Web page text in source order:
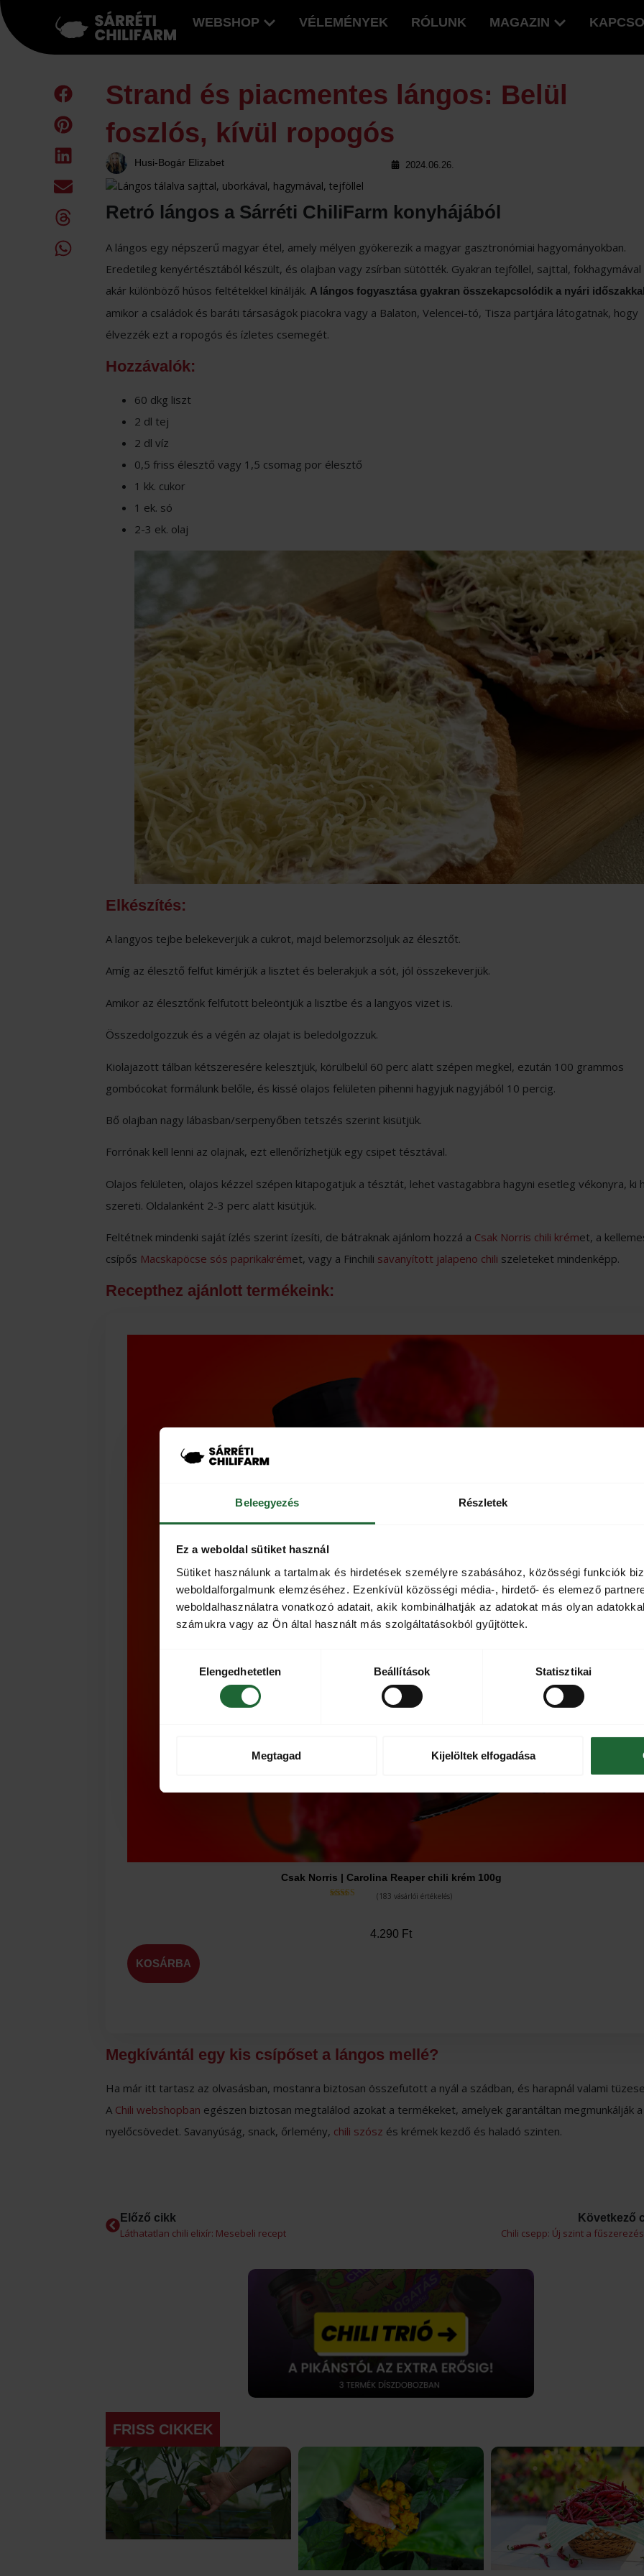
Beleegyezés Részletek
Ez a weboldal sütiket használ
Sütiket használunk a tartalmak és hirdetések személyre szabásához, közösségi funkciók
weboldalforgalmunk elemzéséhez. Ezenkívül közösségi média-, hirdető- és elemező
weboldalhasználatra vonatkozó adatait, akik kombinálhatják az adatokat más olyan
számukra vagy az Ön által használt más szolgáltatásokból gyűjtöttek.
kiválasztásaElengedhetetlen Beállítások Statisztikai
Megtagad Kijelöltek elfogadása
WEBSHOP VÉLEMÉNYEK RÓLUNK MAGAZIN
Strand és piacmentes lángos: Belül
foszlós, kívül ropogós
Husi-Bogár Elizabet 2024.06.26.
Retró lángos a Sárréti ChiliFarm konyhájából
A lángos egy népszerű magyar étel, amely mélyen gyökerezik a magyar gasztronómiai hagyományokban.
Eredetileg kenyértésztából készült, és olajban vagy zsírban sütötték. Gyakran tejföllel, sajttal, fokhagymával
akár különböző húsos feltétekkel kínálják. A lángos fogyasztása gyakran összekapcsolódik a nyári időszakkal
amikor a családok és baráti társaságok piacokra vagy a Balaton, Velencei-tó, Tisza partjára látogatnak, hogy
élvezzék ezt a ropogós és ízletes csemegét.
Hozzávalók:
60 dkg liszt
2 dl tej
2 dl víz
0,5 friss élesztő vagy 1,5 csomag por élesztő
1 kk. cukor
1 ek. só
2-3 ek. olaj
Elkészítés:
A langyos tejbe belekeverjük a cukrot, majd belemorzsoljuk az élesztőt.
Amíg az élesztő felfut kimérjük a lisztet és belerakjuk a sót, jól összekeverjük.
Amikor az élesztőnk felfutott beleöntjük a lisztbe és a langyos vizet is.
Összedolgozzuk és a végén az olajat is beledolgozzuk.
Kiolajazott tálban kétszeresére kelesztjük, körülbelül 60 perc alatt szépen megkel, ezután 100 grammos
gombócokat formálunk belőle, és kissé olajos felületen pihenni hagyjuk nagyjából 10 percig.
Bő olajban nagy lábasban/serpenyőben tetszés szerint kisütjük.
Forrónak kell lenni az olajnak, ezt ellenőrízhetjük egy csipet tésztával.
Olajos felületen, olajos kézzel szépen kitapogatjuk a tésztát, lehet vastagabbra hagyni esetleg vékonyra, ki
szereti. Oldalanként 2-3 perc alatt kisütjük.
Feltétnek mindenki saját ízlés szerint ízesíti, de bátraknak ajánlom hozzá a Csak Norris chili krémet, a
csípős Macskapöcse sós paprikakrémet, vagy a Finchili savanyított jalapeno chili szeleteket mindenképp.
Recepthez ajánlott termékeink:
Csak Norris | Carolina Reaper chili krém 100g
( 183 vásárlói értékelés)
4.290 Ft
KOSÁRBA
Megkívántál egy kis csípőset a lángos mellé?
Ha már itt tartasz az olvasásban, mostanra biztosan összefutott a nyál a szádban, és harapnál valami
A Chili webshopban egészen biztosan megtalálod azokat a termékeket, amelyek garantáltan megmunkálják a
nyelőcsövedet. Savanyúság, snack, őrlemény, chili szósz és krémek kezdő és haladó szinten.
Előző cikk
Láthatatlan chili elixír: Mesebeli recept
Következő
Chili csepp: Új szint a
FRISS CIKKEK